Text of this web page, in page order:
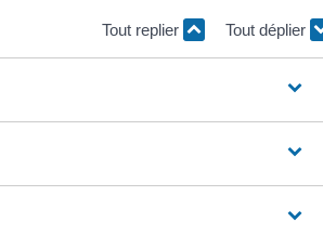
Tout replier Tout déplier